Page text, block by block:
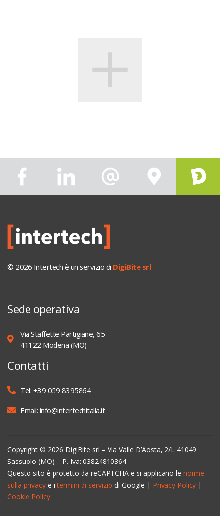
© 2026 Intertech è un servizio di DigiBite srl
Sede operativa
Via Staffette Partigiane, 65
41122 Modena (MO)
Contatti
Tel: +39 059 8395864
Email: info@intertechitalia.it
Copyright © 2026 DigiBite srl – Via Valle D’Aosta, 2/L 41049
Sassuolo (MO) – P. Iva: 03824810364
Questo sito è protetto da reCAPTCHA e si applicano le norme
sulla privacy e itermini di servizio di Google | Privacy Policy |
Cookie Policy